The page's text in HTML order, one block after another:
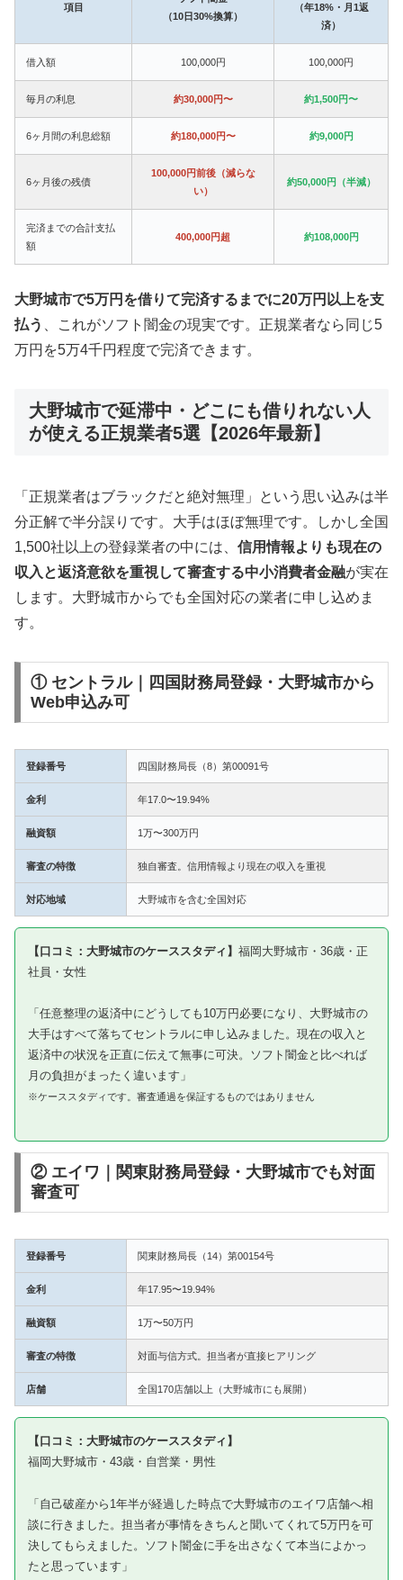
項目
（10日30%換算）
（年18%・月1返
済）
借入額 100,000円 100,000円
毎月の利息 約30,000円〜 約1,500円〜
6ヶ月間の利息総額 約180,000円〜 約9,000円
6ヶ月後の残債
100,000円前後（減らな
い）
約50,000円（半減）
完済までの合計支払
額
400,000円超 約108,000円
大野城市で5万円を借りて完済するまでに20万円以上を支
払う
、これがソフト闇金の現実です。正規業者なら同じ5
万円を5万4千円程度で完済できます。
大野城市で延滞中・どこにも借りれない人
が使える正規業者5選【2026年最新】
「正規業者はブラックだと絶対無理」という思い込みは半
分正解で半分誤りです。大手はほぼ無理です。しかし全国
1,500社以上の登録業者の中には、 信用情報よりも現在の
収入と返済意欲を重視して審査する中小消費者金融が実在
します。大野城市からでも全国対応の業者に申し込めま
す。
① セントラル｜四国財務局登録・大野城市から
Web申込み可
登録番号 四国財務局長（8）第00091号
金利 年17.0〜19.94%
融資額 1万〜300万円
審査の特徴 独自審査。信用情報より現在の収入を重視
対応地域 大野城市を含む全国対応
【口コミ：大野城市のケーススタディ】 福岡大野城市・36歳・正
社員・女性
「任意整理の返済中にどうしても10万円必要になり、大野城市の
大手はすべて落ちてセントラルに申し込みました。現在の収入と
返済中の状況を正直に伝えて無事に可決。ソフト闇金と比べれば
月の負担がまったく違います」
※ケーススタディです。審査通過を保証するものではありません
② エイワ｜関東財務局登録・大野城市でも対面
審査可
登録番号 関東財務局長（14）第00154号
金利 年17.95〜19.94%
融資額 1万〜50万円
審査の特徴 対面与信方式。担当者が直接ヒアリング
店舗 全国170店舗以上（大野城市にも展開）
【口コミ：大野城市のケーススタディ】
福岡大野城市・43歳・自営業・男性
「自己破産から1年半が経過した時点で大野城市のエイワ店舗へ相
談に行きました。担当者が事情をきちんと聞いてくれて5万円を可
決してもらえました。ソフト闇金に手を出さなくて本当によかっ
たと思っています」